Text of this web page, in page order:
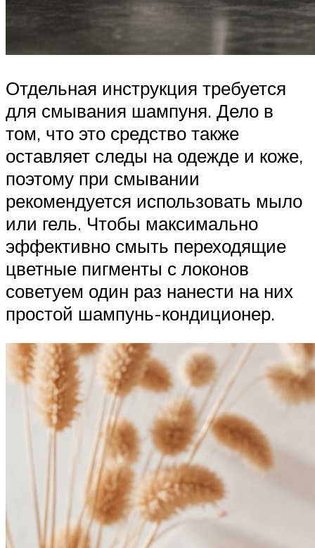
Отдельная инструкция требуется
для смывания шампуня. Дело в
том, что это средство также
оставляет следы на одежде и коже,
поэтому при смывании
рекомендуется использовать мыло
или гель. Чтобы максимально
эффективно смыть переходящие
цветные пигменты с локонов
советуем один раз нанести на них
простой шампунь-кондиционер.